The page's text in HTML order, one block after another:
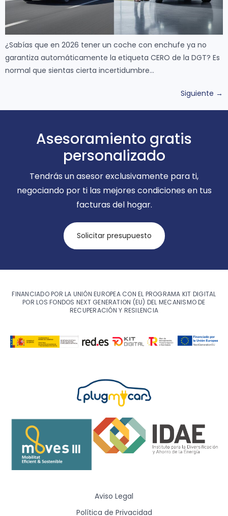
¿Sabías que en 2026 tener un coche con enchufe ya no
garantiza automáticamente la etiqueta CERO de la DGT? Es
normal que sientas cierta incertidumbre…
Siguiente →
Asesoramiento gratis
personalizado
Tendrás un asesor exclusivamente para ti,
negociando por ti las mejores condiciones en tus
facturas del hogar.
Solicitar presupuesto
FINANCIADO POR LA UNIÓN EUROPEA CON EL PROGRAMA KIT DIGITAL
POR LOS FONDOS NEXT GENERATION (EU) DEL MECANISMO DE
RECUPERACIÓN Y RESILENCIA
Aviso Legal
Política de Privacidad